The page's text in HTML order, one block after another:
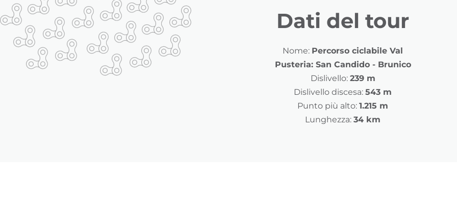
Dati del tour
Nome: Percorso ciclabile Val
Pusteria: San Candido - Brunico
Dislivello: 239 m
Dislivello discesa: 543 m
Punto più alto: 1.215 m
Lunghezza: 34 km